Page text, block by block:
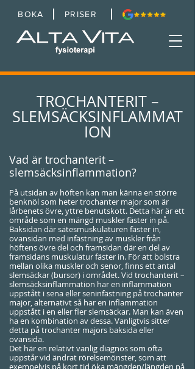
BOKA PRISER
TROCHANTERIT –
SLEMSÄCKSINFLAMMAT
ION
Vad är trochanterit –
slemsäcksinflammation?
På utsidan av höften kan man känna en större
benknöl som heter trochanter major som är
lårbenets övre, yttre benutskott. Detta här är ett
område som en mängd muskler fäster in på.
Baksidan där sätesmuskulaturen fäster in,
ovansidan med infästning av muskler från
höftens övre del och framsidan där en del av
framsidans muskulatur fäster in. För att bolstra
mellan olika muskler och senor, finns ett antal
slemsäckar (bursor) i området. Vid trochanterit –
slemsäcksinflammation har en inflammation
uppstått i sena eller seninfästning på trochanter
major, alternativt så har en inflammation
uppstått i en eller fler slemsäckar. Man kan även
ha en kombination av dessa. Vanligtvis sitter
detta på trochanter majors baksida eller
ovansida.
Det här en relativt vanlig diagnos som ofta
uppstår vid ändrat rörelsemönster, som att
exempelvis på kort tid öka mängden/längden på